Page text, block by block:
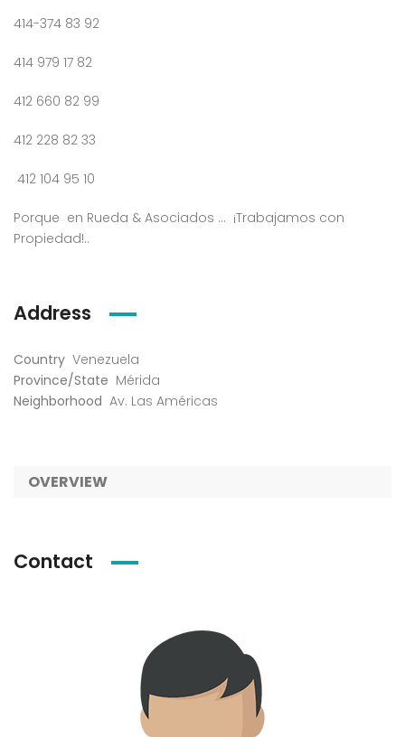
414-374 83 92
414 979 17 82
412 660 82 99
412 228 82 33
412 104 95 10
Porque en Rueda & Asociados … ¡Trabajamos con
Propiedad!..
Address
Country Venezuela
Province/State Mérida
Neighborhood Av. Las Américas
OVERVIEW
Contact